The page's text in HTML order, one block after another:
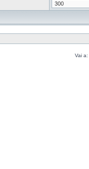
Vai a: